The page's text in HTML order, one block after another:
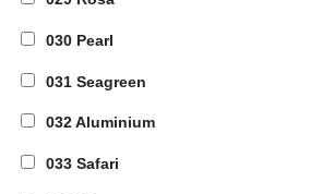
030 Pearl
031 Seagreen
032 Aluminium
033 Safari